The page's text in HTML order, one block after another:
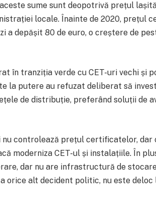
sume sunt deopotrivă prețul
locale. Înainte de 2020, prețul
a depășit 80 de euro, o creștere de
în tranziția verde cu CET-uri vechi și
la putere au refuzat deliberat să
de distribuție, preferând soluții de
controlează prețul certificatelor, dar
moderniza CET-ul și instalațiile. În
dar nu are infrastructură de
orice alt decident politic, nu este deloc